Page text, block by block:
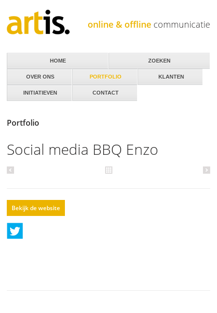
online & offline communicatie
Portfolio
Social media BBQ Enzo
Bekijk de website
HOME
OVER ONS PORTFOLIO KLANTEN
INITIATIEVEN CONTACT
ZOEKEN